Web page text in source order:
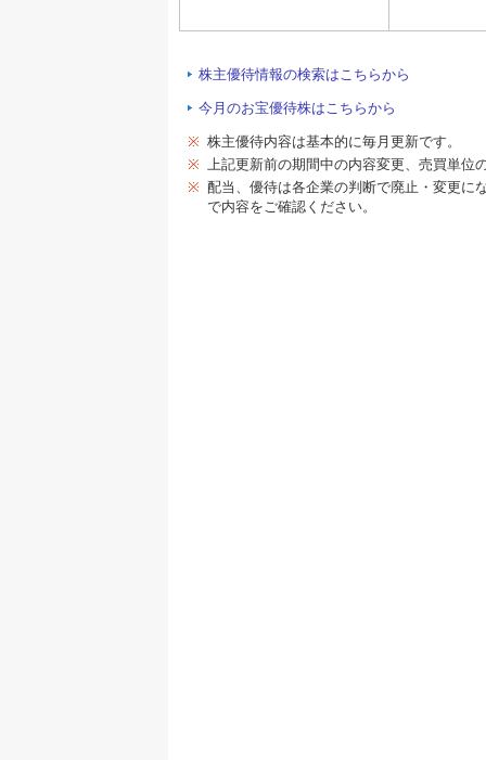
株主優待情報の検索はこちらから
今月のお宝優待株はこちらから
※ 株主優待内容は基本的に毎月更新です。
※ 上記更新前の期間中の内容変更、売買単位
※ 配当、優待は各企業の判断で廃止・変更に
で内容をご確認ください。